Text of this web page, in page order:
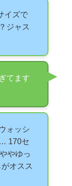
イズで
ジャス
てます
ォッシ
170セ
やゆっ
オスス